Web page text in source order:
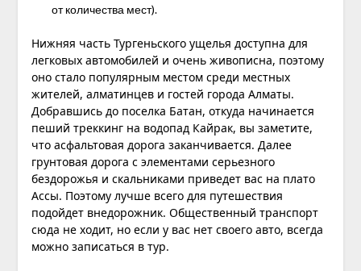
от количества мест).
Нижняя часть Тургеньского ущелья доступна для
легковых автомобилей и очень живописна, поэтому
оно стало популярным местом среди местных
жителей, алматинцев и гостей города Алматы.
Добравшись до поселка Батан, откуда начинается
пеший треккинг на водопад Кайрак, вы заметите,
что асфальтовая дорога заканчивается. Далее
грунтовая дорога с элементами серьезного
бездорожья и скальниками приведет вас на плато
Ассы. Поэтому лучше всего для путешествия
подойдет внедорожник. Общественный транспорт
сюда не ходит, но если у вас нет своего авто, всегда
можно записаться в тур.